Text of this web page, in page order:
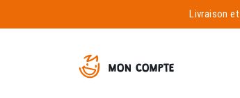
Livraison et
MON COMPTE